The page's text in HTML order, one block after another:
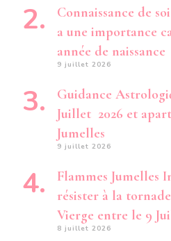
Connaissance de
a une importance
année de naissance
9 juillet 2026
Guidance
Juillet 2026 et
Jumelles
9 juillet 2026
Flammes Jumelles
résister à la
Vierge entre le 9
8 juillet 2026